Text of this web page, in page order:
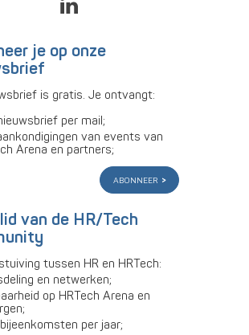
je op onze
is gratis. Je ontvangt:
per mail;
van events van
Arena en partners;
abonneer
van de HR/Tech
tussen HR en HRTech:
en netwerken;
op HRTech Arena en
per jaar;